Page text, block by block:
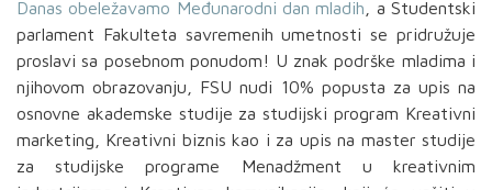
Danas obeležavamo Međunarodni dan mladih , a Studentski
parlament Fakulteta savremenih umetnosti se pridružuje
proslavi sa posebnom ponudom! U znak podrške mladima i
njihovom obrazovanju, FSU nudi 10% popusta za upis na
osnovne akademske studije za studijski program Kreativni
marketing, Kreativni biznis kao i za upis na master studije
za studijske programe Menadžment u kreativnim